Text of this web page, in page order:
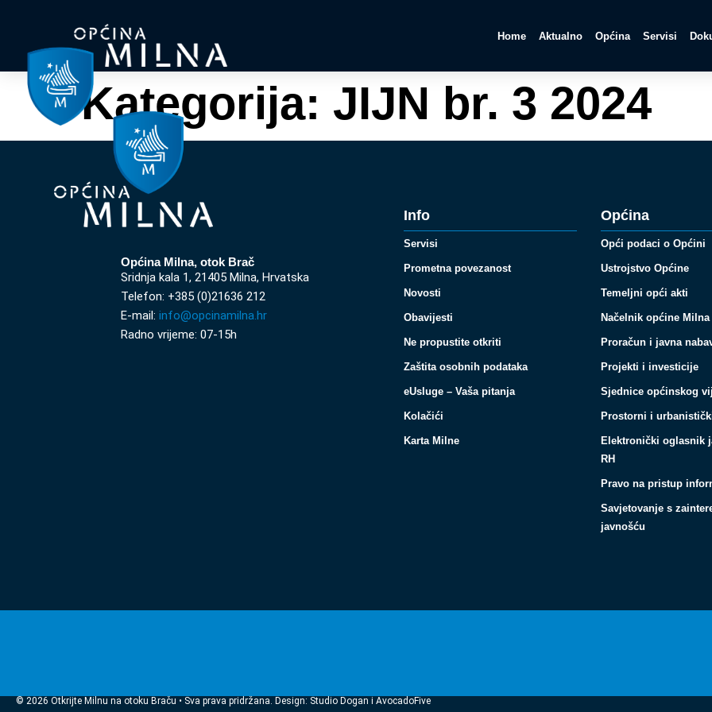
Home Aktualno Općina Servisi
Kategorija: JIJN br. 3 2024
Općina Milna, otok Brač
Sridnja kala 1, 21405 Milna, Hrvatska
Telefon: +385 (0)21636 212
E-mail: info@opcinamilna.hr
Radno vrijeme: 07-15h
Info
Servisi
Prometna povezanost
Novosti
Obavijesti
Ne propustite otkriti
Zaštita osobnih podataka
eUsluge – Vaša pitanja
Kolačići
Karta Milne
Općina
Opći podaci o Općini
Ustrojstvo Općine
Temeljni opći akti
Načelnik općine Milna
Proračun i javna
Projekti i investicije
Sjednice općinskog
Prostorni i
Elektronički oglasnik
RH
Pravo na pristup
Savjetovanje s
javnošću
© 2026 Otkrijte Milnu na otoku Braču • Sva prava pridržana. Design: Studio Dogan i AvocadoFive